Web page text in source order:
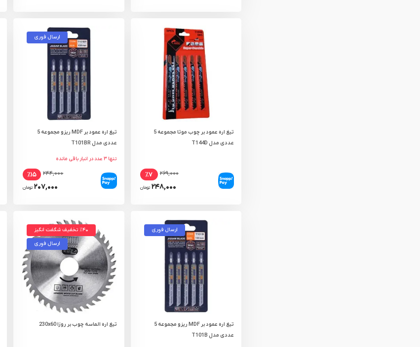
تیغ اره عمود بر چوب موتا مجموعه 5
عددی مدل T144D
۲۶۹,۰۰۰ ٪۷
۲۴۸,۰۰۰ تومان
ارسال فوری
تیغ اره عمود بر MDF ریزو مجموعه 5
عددی مدل T101BR
تنها ۳ عدد در انبار باقی مانده
۲۴۴,۰۰۰ ٪۱۵
۲۰۷,۰۰۰ تومان
ارسال فوری
تیغ اره عمود بر MDF ریزو مجموعه 5
عددی مدل T101B
٪۴۰ تخفیف شگفت انگیز
ارسال فوری
تیغ اره الماسه چوب بر روزا 230x60